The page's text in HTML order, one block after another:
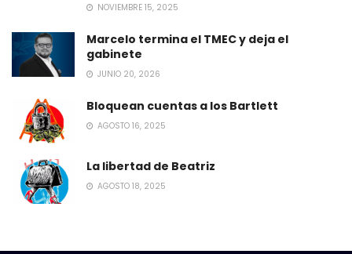
NOVIEMBRE 15, 2025
Marcelo termina el TMEC y deja el
gabinete
JUNIO 20, 2026
Bloquean cuentas a los Bartlett
AGOSTO 16, 2025
La libertad de Beatriz
AGOSTO 18, 2025